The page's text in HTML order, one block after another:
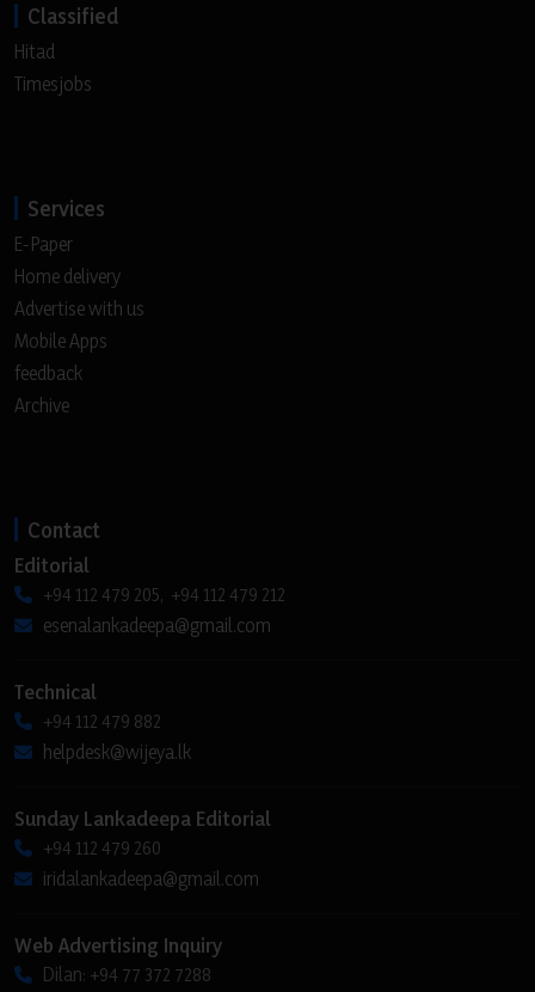
Classified
Hitad
Timesjobs
Services
E-Paper
Home delivery
Advertise with us
Mobile Apps
feedback
Archive
Contact
Editorial
+94 112 479 205, +94 112 479 212
esenalankadeepa@gmail.com
Technical
+94 112 479 882
helpdesk@wijeya.lk
Sunday Lankadeepa Editorial
+94 112 479 260
iridalankadeepa@gmail.com
Web Advertising Inquiry
Dilan: +94 77 372 7288